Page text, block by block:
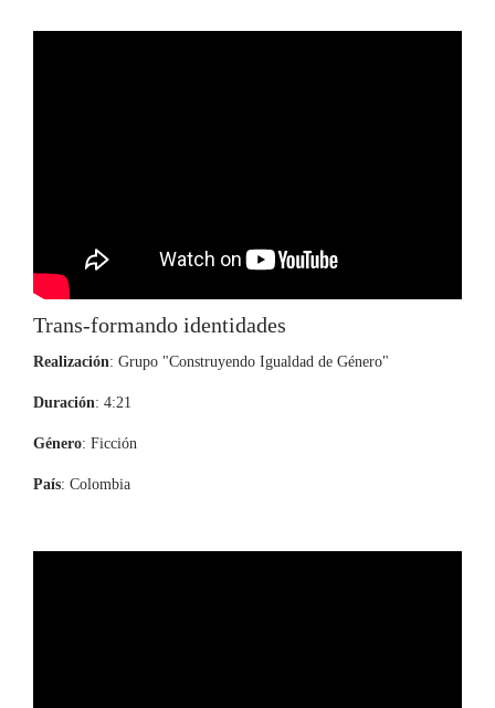
Trans-formando identidades
Realización: Grupo "Construyendo Igualdad de Género"
Duración: 4:21
Género: Ficción
País: Colombia